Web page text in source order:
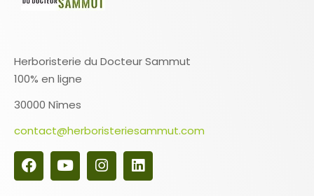
Herboristerie du Docteur Sammut
100% en ligne
30000 Nîmes
contact@herboristeriesammut.com